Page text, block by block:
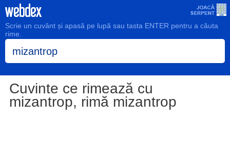
Scrie un cuvânt și apasă pe lupă sau tasta ENTER pentru a căuta
rime.
Cuvinte ce rimează cu
mizantrop, rimă mizantrop